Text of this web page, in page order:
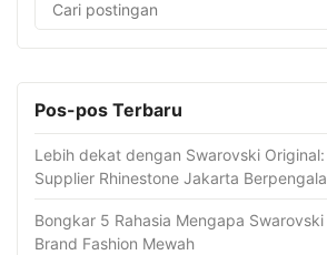
Pos-pos Terbaru
Lebih dekat dengan Swarovski
Supplier Rhinestone Jakarta
Bongkar 5 Rahasia Mengapa Swarovski
Brand Fashion Mewah